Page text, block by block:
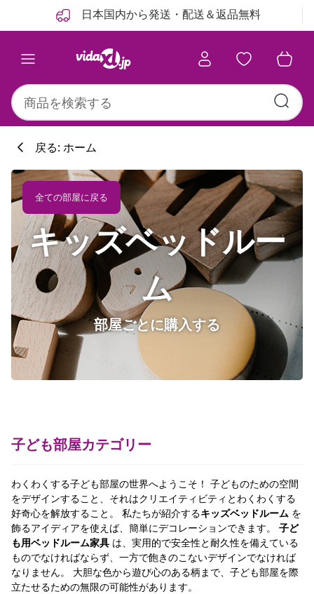
日本国内から発送・配送＆返品無料
戻る: ホーム
キッズベッドルー
ム
部屋ごとに購入する
全ての部屋に戻る
子ども部屋カテゴリー
わくわくする子ども部屋の世界へようこそ！ 子どものための空間
をデザインすること、それはクリエイティビティとわくわくする
好奇心を解放すること。 私たちが紹介するキッズベッドルーム を
飾るアイディアを使えば、簡単にデコレーションできます。 子ど
も用ベッドルーム家具 は、実用的で安全性と耐久性を備えている
ものでなければならず、一方で飽きのこないデザインでなければ
なりません。 大胆な色から遊び心のある柄まで、子ども部屋を際
立たせるための無限の可能性があります。